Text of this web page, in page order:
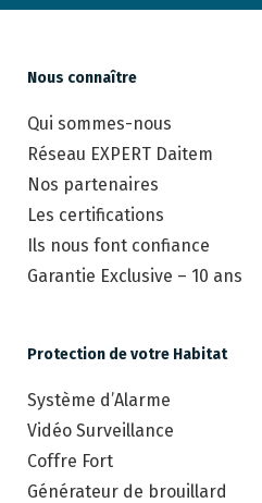
Nous connaître
Qui sommes-nous
Réseau EXPERT Daitem
Nos partenaires
Les certifications
Ils nous font confiance
Garantie Exclusive – 10 ans
Protection de votre Habitat
Système d’Alarme
Vidéo Surveillance
Coffre Fort
Générateur de brouillard